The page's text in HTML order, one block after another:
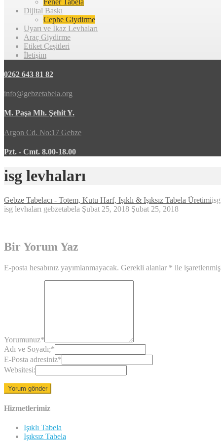
Dijital Baskı
Cephe Giydirme
Uyarı ve İkaz Levhaları
Araç Giydirme
Etiket Çeşitleri
İletişim
0262 643 81 82
info@gebzetabela.org
M. Paşa Mh. Şehit Y.
Argon Cd. No:17 Gebze
Pzt. - Cmt. 8.00-18.00
isg levhaları
Gebze Tabelacı - Totem, Kutu Harf, Işıklı & Işıksız Tabela Üretimi
isg levhaları gebzetabela Şubat 25, 2018 Şubat 25, 2018
Bir Yorum Yaz
E-posta hesabınız yayımlanmayacak. Gerekli alanlar * ile
Yorumunuz*
Adı ve Soyadı;*
E-Posta adresiniz*
Websitesi:
Hizmetlerimiz
Işıklı Tabela
Işıksız Tabela